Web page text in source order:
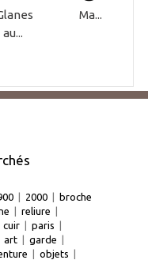
au...
Ma...
| 2000 | broche
| reliure |
cuir | paris |
art | garde |
| objets |